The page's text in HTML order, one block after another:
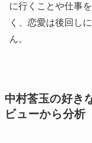
に行くことや仕事
く、恋愛は後回し
ん。
中村莟玉の好き
ビューから分析